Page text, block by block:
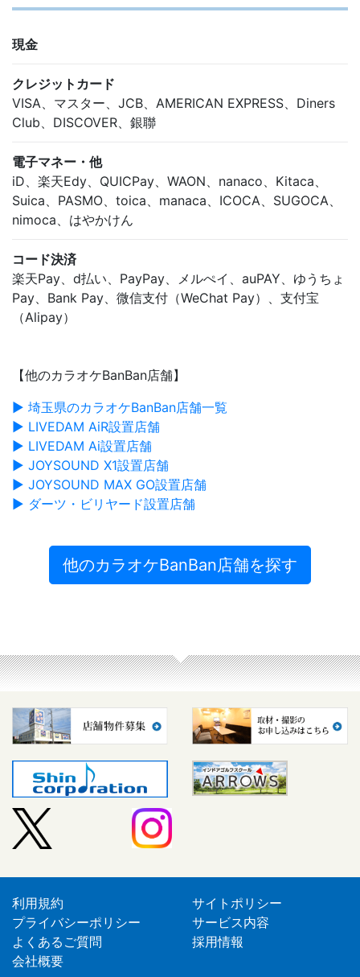
現金
クレジットカード
VISA、マスター、JCB、AMERICAN EXPRESS、Diners
Club、DISCOVER、銀聯
電子マネー・他
iD、楽天Edy、QUICPay、WAON、nanaco、Kitaca、
Suica、PASMO、toica、manaca、ICOCA、SUGOCA、
nimoca、はやかけん
コード決済
楽天Pay、d払い、PayPay、メルぺイ、auPAY、ゆうちょ
Pay、Bank Pay、微信支付（WeChat Pay）、支付宝
（Alipay）
【他のカラオケBanBan店舗】
▶ 埼玉県のカラオケBanBan店舗一覧
▶ LIVEDAM AiR設置店舗
▶ LIVEDAM Ai設置店舗
▶ JOYSOUND X1設置店舗
▶ JOYSOUND MAX GO設置店舗
▶ ダーツ・ビリヤード設置店舗
他のカラオケBanBan店舗を探す
利用規約
サイトポリシー
プライバシーポリシー
サービス内容
よくあるご質問
採用情報
会社概要